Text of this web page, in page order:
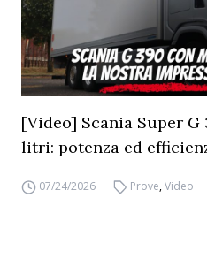
[Video] Scania Super G
litri: potenza ed
07/24/2026 Prove,Video